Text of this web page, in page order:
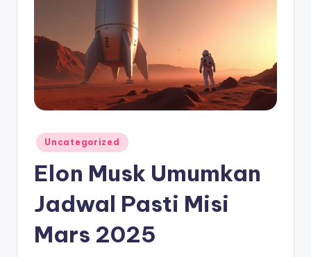
d
Posted
in
Uncategorized
Elon Musk Umumkan
Jadwal Pasti Misi
Mars 2025